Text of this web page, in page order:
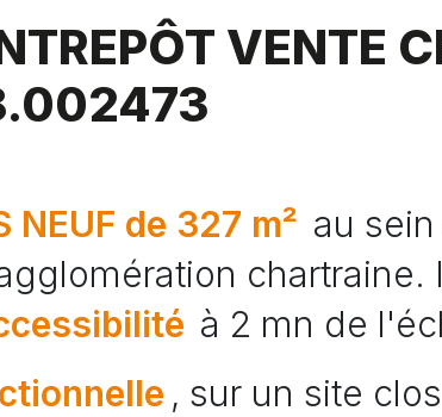
VENTE
NEUF de 327 m² au
à 2 mn de
, sur un site